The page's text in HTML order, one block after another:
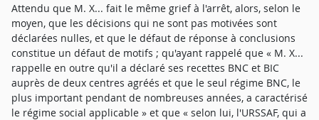
Attendu que M. X... fait le même grief à l'arrêt, alors, selon le
moyen, que les décisions qui ne sont pas motivées sont
déclarées nulles, et que le défaut de réponse à conclusions
constitue un défaut de motifs ; qu'ayant rappelé que « M. X...
rappelle en outre qu'il a déclaré ses recettes BNC et BIC
auprès de deux centres agréés et que le seul régime BNC, le
plus important pendant de nombreuses années, a caractérisé
le régime social applicable » et que « selon lui, l'URSSAF, qui a